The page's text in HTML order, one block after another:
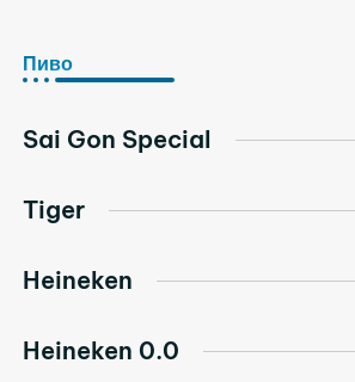
Пиво
Sai Gon Special
Tiger
Heineken
Heineken 0.0